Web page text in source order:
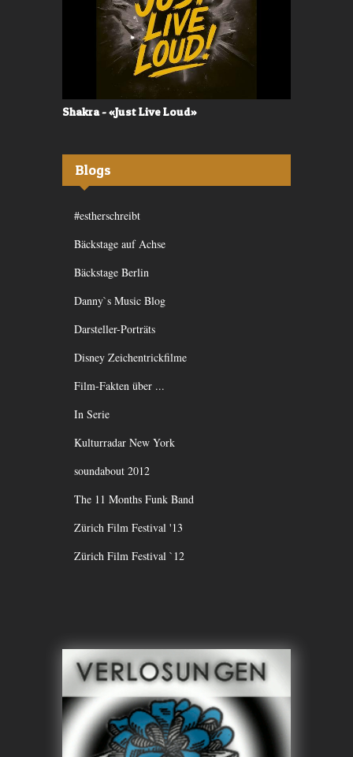
Shakra - «Just Live Loud»
Blogs
#estherschreibt
Bäckstage auf Achse
Bäckstage Berlin
Danny`s Music Blog
Darsteller-Porträts
Disney Zeichentrickfilme
Film-Fakten über ...
In Serie
Kulturradar New York
soundabout 2012
The 11 Months Funk Band
Zürich Film Festival '13
Zürich Film Festival `12